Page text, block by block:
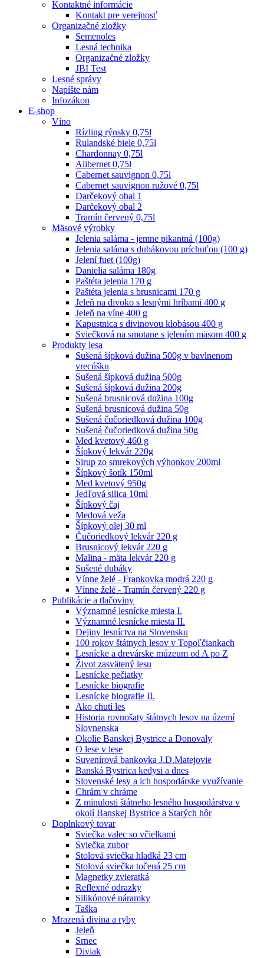
Kontaktné informácie
Kontakt pre verejnosť
Organizačné zložky
Semenoles
Lesná technika
Organizačné zložky
JBI Test
Lesné správy
Napíšte nám
Infozákon
E-shop
Víno
Rízling rýnsky 0,75l
Rulandské biele 0,75l
Chardonnay 0,75l
Alibernet 0,75l
Cabernet sauvignon 0,75l
Cabernet sauvignon ružové 0,75l
Darčekový obal 1
Darčekový obal 2
Tramín červený 0,75l
Mäsové výrobky
Jelenia saláma - jemne pikantná (100g)
Jelenia saláma s dubákovou príchuťou (100 g)
Jelení fuet (100g)
Danielia saláma 180g
Paštéta jelenia 170 g
Paštéta jelenia s brusnicami 170 g
Jeleň na divoko s lesnými hríbami 400 g
Jeleň na víne 400 g
Kapustnica s divinovou klobásou 400 g
Sviečková na smotane s jelením mäsom 400 g
Produkty lesa
Sušená šípková dužina 500g v bavlnenom
vrecúšku
Sušená šípková dužina 500g
Sušená šípková dužina 200g
Sušená brusnicová dužina 100g
Sušená brusnicová dužina 50g
Sušená čučoriedková dužina 100g
Sušená čučoriedková dužina 50g
Med kvetový 460 g
Šípkový lekvár 220g
Sirup zo smrekových výhonkov 200ml
Šípkový šotík 150ml
Med kvetový 950g
Jedľová silica 10ml
Šípkový čaj
Medová veža
Šípkový olej 30 ml
Čučoriedkový lekvár 220 g
Brusnicový lekvár 220 g
Malina - mäta lekvár 220 g
Sušené dubáky
Vínne želé - Frankovka modrá 220 g
Vínne želé - Tramín červený 220 g
Publikácie a tlačoviny
Významné lesnícke miesta I.
Významné lesnícke miesta II.
Dejiny lesníctva na Slovensku
100 rokov štátnych lesov v Topoľčiankach
Lesnícke a drevárske múzeum od A po Z
Život zasvätený lesu
Lesnícke pečiatky
Lesnícke biografie
Lesnícke biografie II.
Ako chutí les
Historia rovnošaty štátnych lesov na území
Slovnenska
Okolie Banskej Bystrice a Donovaly
O lese v lese
Suvenírová bankovka J.D.Matejovie
Banská Bystrica kedysi a dnes
Slovenské lesy a ich hospodárske využívanie
Chrám v chráme
Z minulosti štátneho lesného hospodárstva v
okolí Banskej Bystrice a Starých hôr
Doplnkový tovar
Sviečka valec so včielkami
Sviečka zubor
Stolová sviečka hladká 23 cm
Stolová sviečka točená 25 cm
Magnetky zvieratká
Reflexné odrazky
Silikónové náramky
Taška
Mrazená divina a ryby
Jeleň
Srnec
Diviak